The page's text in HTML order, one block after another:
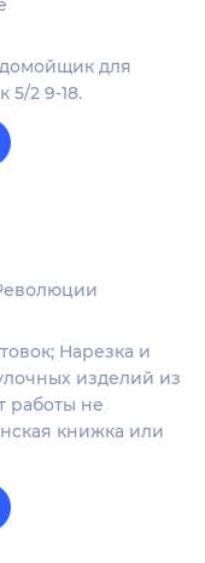
для
5/2 9-18.
Нарезка и
изделий из
работы не
книжка или